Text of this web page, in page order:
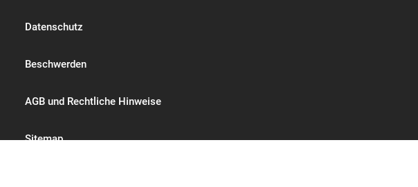
Datenschutz
Beschwerden
AGB und Rechtliche Hinweise
Sitemap